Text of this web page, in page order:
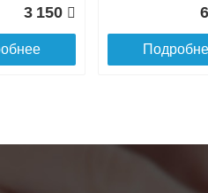
Конвектор
ITT.080.200.1200 с
3 150